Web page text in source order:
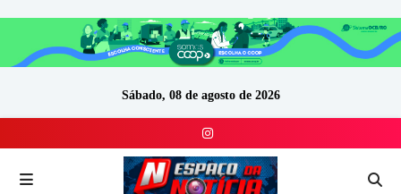
Sábado, 08 de agosto de 2026